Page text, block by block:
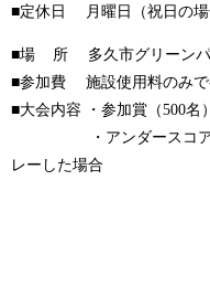
■定休日 月曜日（祝日の場
■場 所 多久市グリーンパ
■参加費 施設使用料のみで
■大会内容 ・参加賞（500名
・アンダースコア賞（
レーした場合